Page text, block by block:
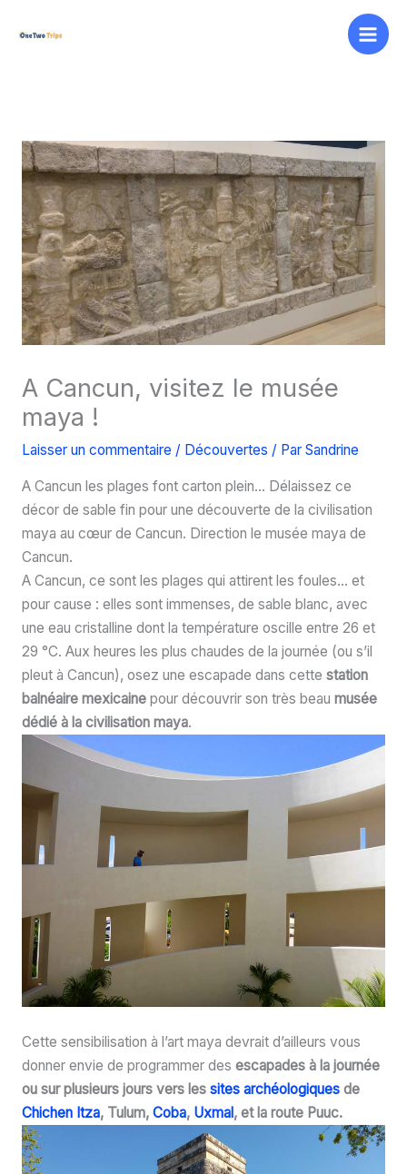
A Cancun, visitez le musée
maya !
Laisser un commentaire / Découvertes / Par Sandrine
A Cancun les plages font carton plein… Délaissez ce
décor de sable fin pour une découverte de la civilisation
maya au cœur de Cancun. Direction le musée maya de
Cancun.
A Cancun, ce sont les plages qui attirent les foules… et
pour cause : elles sont immenses, de sable blanc, avec
une eau cristalline dont la température oscille entre 26 et
29 °C. Aux heures les plus chaudes de la journée (ou s’il
pleut à Cancun), osez une escapade dans cette station
balnéaire mexicainepour découvrir son très beau musée
dédié à la civilisation maya.
Cette sensibilisation à l’art maya devrait d’ailleurs vous
donner envie de programmer des escapades à la journée
ou sur plusieurs jours vers les sites archéologiquesde
Chichen Itza, Tulum, Coba, Uxmal , et la route Puuc.